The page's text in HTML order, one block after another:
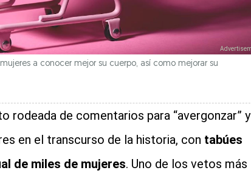
a conocer mejor su cuerpo, así como mejorar su
rodeada de comentarios para “avergonzar” y
en el transcurso de la historia, con tabúes
de miles de mujeres. Uno de los vetos más